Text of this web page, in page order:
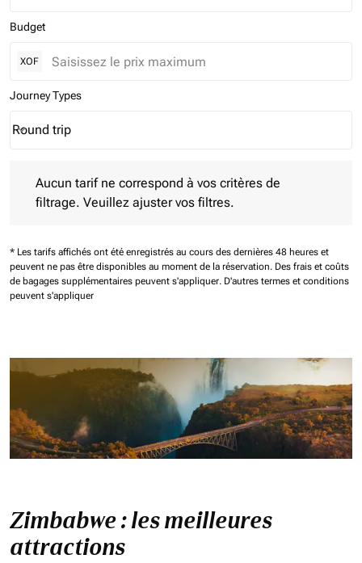
Budget
XOF
Journey Types
Journey Types option Round trip Selected
Round trip
keyboard_arrow_down
Aucun tarif ne correspond à vos critères de
filtrage. Veuillez ajuster vos filtres.
* Les tarifs affichés ont été enregistrés au cours des dernières 48 heures et
peuvent ne pas être disponibles au moment de la réservation. Des frais et coûts
de bagages supplémentaires peuvent s'appliquer. D'autres termes et conditions
peuvent s'appliquer
Zimbabwe : les meilleures
attractions